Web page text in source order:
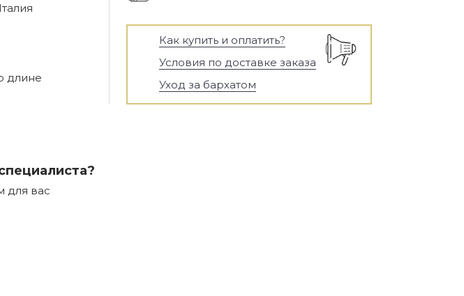
длине
для вас
Как купить и оплатить?
Условия по доставке заказа
Уход за бархатом